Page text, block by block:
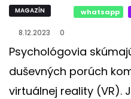
MAGAZÍN whatsapp
8.12.2023 0
Psychológovia
duševných porúch
virtuálnej reality (VR).